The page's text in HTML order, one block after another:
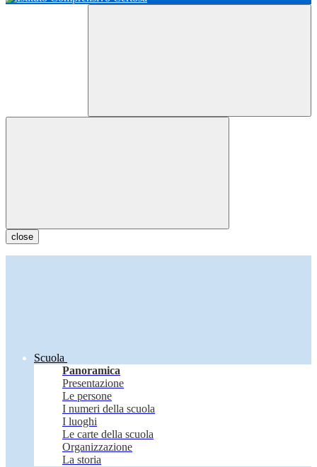
close
Scuola
Panoramica
Presentazione
Le persone
I numeri della scuola
I luoghi
Le carte della scuola
Organizzazione
La storia